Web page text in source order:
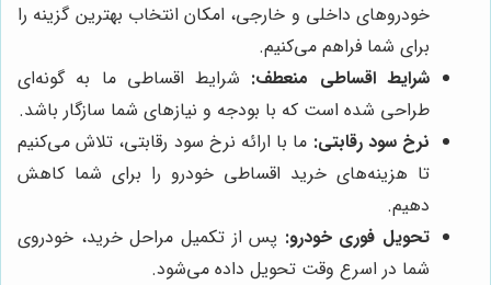
خودروهای داخلی و خارجی، امکان انتخاب بهترین گزینه را
برای شما فراهم می‌کنیم.
شرایط اقساطی منعطف: شرایط اقساطی ما به گونه‌ای
طراحی شده است که با بودجه و نیازهای شما سازگار باشد.
نرخ سود رقابتی: ما با ارائه نرخ سود رقابتی، تلاش می‌کنیم
تا هزینه‌های خرید اقساطی خودرو را برای شما کاهش
دهیم.
تحویل فوری خودرو: پس از تکمیل مراحل خرید، خودروی
شما در اسرع وقت تحویل داده می‌شود.